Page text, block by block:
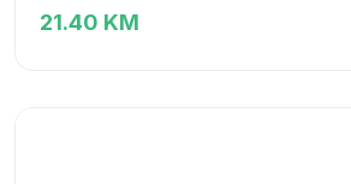
21.40 KM